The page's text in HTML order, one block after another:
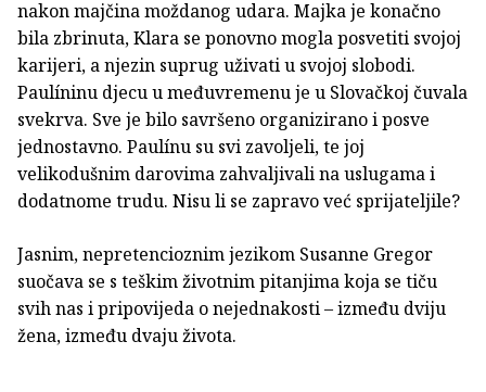
nakon majčina moždanog udara. Majka je konačno
bila zbrinuta, Klara se ponovno mogla posvetiti svojoj
karijeri, a njezin suprug uživati u svojoj slobodi.
Paulíninu djecu u međuvremenu je u Slovačkoj čuvala
svekrva. Sve je bilo savršeno organizirano i posve
jednostavno. Paulínu su svi zavoljeli, te joj
velikodušnim darovima zahvaljivali na uslugama i
dodatnome trudu. Nisu li se zapravo već sprijateljile?
Jasnim, nepretencioznim jezikom Susanne Gregor
suočava se s teškim životnim pitanjima koja se tiču
svih nas i pripovijeda o nejednakosti – između dviju
žena, između dvaju života.